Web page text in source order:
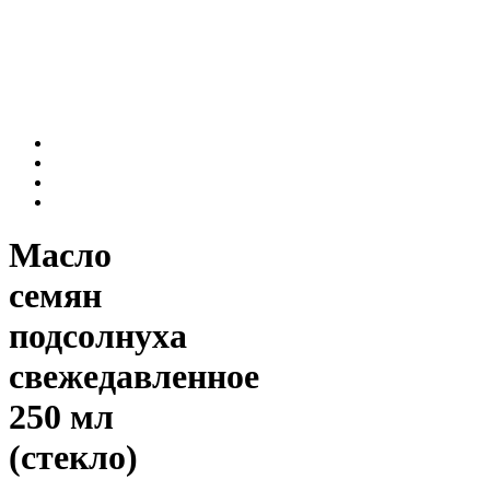
Масло
семян
подсолнуха
свежедавленное
250 мл
(стекло)